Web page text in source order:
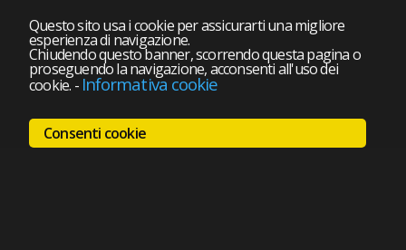
Questo sito usa i cookie per assicurarti una migliore
esperienza di navigazione.
Chiudendo questo banner, scorrendo questa pagina o
proseguendo la navigazione, acconsenti all'uso dei
cookie. - Informativa cookie
Consenti cookie